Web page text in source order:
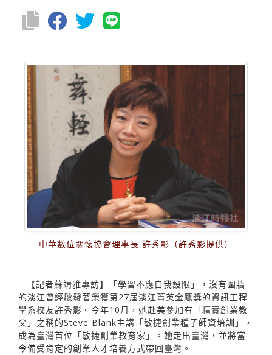
中華數位關懷協會理事長 許秀影（許秀影提供）
【記者蘇靖雅專訪】「學習不應自我設限」，沒有圍牆
的淡江曾經啟發著榮獲第27屆淡江菁英金鷹獎的資訊工程
學系校友許秀影。今年10月，她赴美參加有「精實創業教
父」之稱的Steve Blank主講「敏捷創業種子師資培訓」，
成為臺灣首位「敏捷創業教育家」。她走出臺灣，並將當
今備受肯定的創業人才培養方式帶回臺灣。